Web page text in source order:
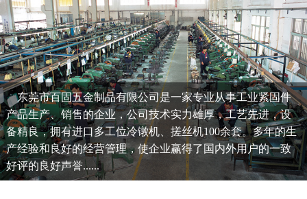
东莞市百固五金制品有限公司是一家专业从事工业紧固件
产品生产、销售的企业，公司技术实力雄厚，工艺先进，设
备精良，拥有进口多工位冷镦机、搓丝机100余套。多年的生
产经验和良好的经营管理，使企业赢得了国内外用户的一致
好评的良好声誉......